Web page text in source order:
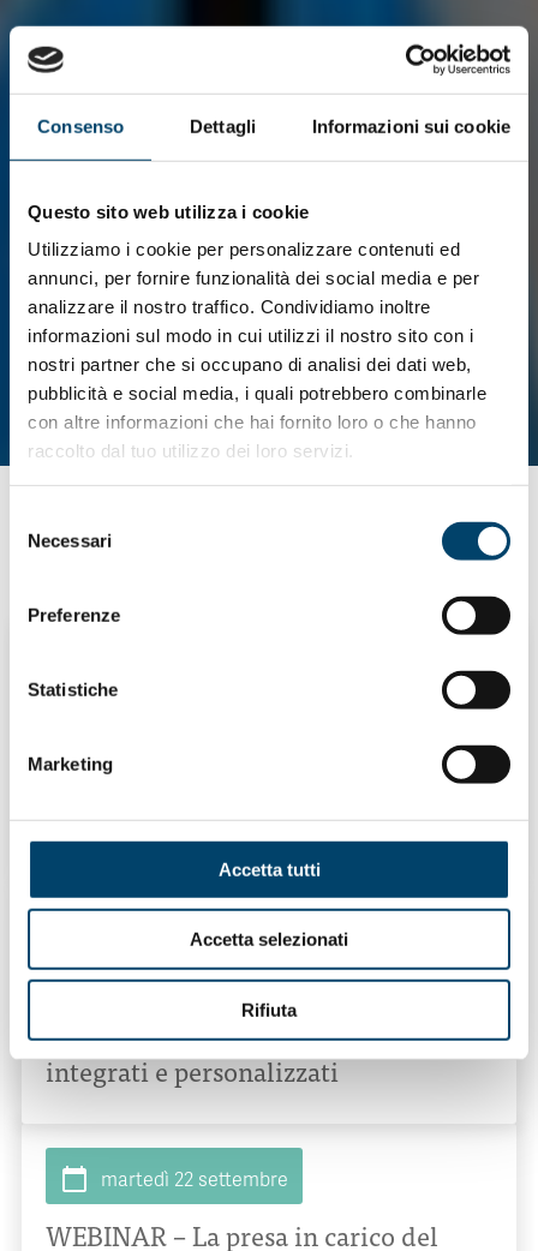
Consenso Dettagli Informazioni sui cookie
Questo sito web utilizza i cookie
Utilizziamo i cookie per personalizzare contenuti ed
annunci, per fornire funzionalità dei social media e per
analizzare il nostro traffico. Condividiamo inoltre
informazioni sul modo in cui utilizzi il nostro sito con i
nostri partner che si occupano di analisi dei dati web,
pubblicità e social media, i quali potrebbero combinarle
con altre informazioni che hai fornito loro o che hanno
raccolto dal tuo utilizzo dei loro servizi.
delNecessari
Preferenze
Statistiche
Marketing
Accetta tutti
Accetta selezionati
Rifiuta
calendar_today 22 settembre 2026
Conferenza Stampa del 10° Congresso
Nazionale di Fondazione Onda ETS
Dove:Evento virtuale
martedì 22 settembre
WEBINAR – Genere, cronicità e
neuroriabilitazione: verso percorsi
integrati e personalizzati
calendar_today martedì 22 settembre
WEBINAR – La presa in carico del